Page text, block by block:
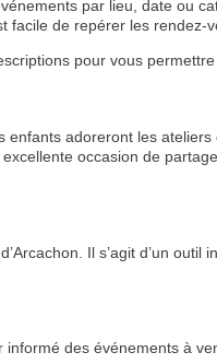
par lieu, date ou
de repérer les rendez-
pour vous
enfants adoreront les
occasion de
Il s’agit d’un
des événements à